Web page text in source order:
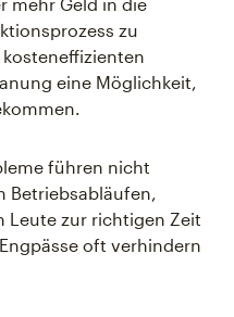
zu
eine Möglichkeit,
führen nicht
Betriebsabläufen,
Leute zur richtigen Zeit
oft verhindern